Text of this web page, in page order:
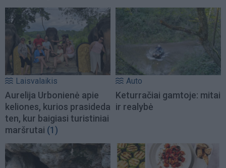
Laisvalaikis
Aurelija Urbonienė apie
keliones, kurios prasideda
ten, kur baigiasi turistiniai
maršrutai (1)
Auto
Keturračiai gamtoje: mitai
ir realybė